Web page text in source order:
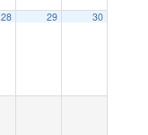
28 29 30